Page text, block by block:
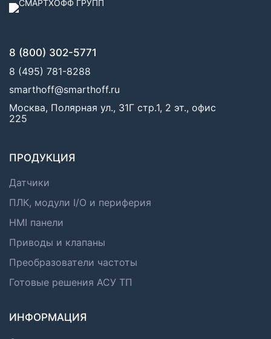
8 (800) 302-5771
8 (495) 781-8288
smarthoff@smarthoff.ru
Москва, Полярная ул., 31Г стр.1, 2 эт., офис
225
ПРОДУКЦИЯ
Датчики
ПЛК, модули I/O и периферия
HMI панели
Приводы и клапаны
Преобразователи частоты
Готовые решения АСУ ТП
ИНФОРМАЦИЯ